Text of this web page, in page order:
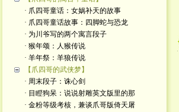
· 爪四哥童话：女娲补天的故事
· 爪四哥童话故事：四脚蛇与恐龙
· 为川爷写的两个寓言段子
· 猴年颂：人猴传说
· 羊年祭：羊狼传说
【爪四哥的武侠梦】
· 周末段子：诛心剑
· 目瞪狗呆：说说射雕英文版里的那
· 金粉等级考核，兼谈爪哥版倚天屠